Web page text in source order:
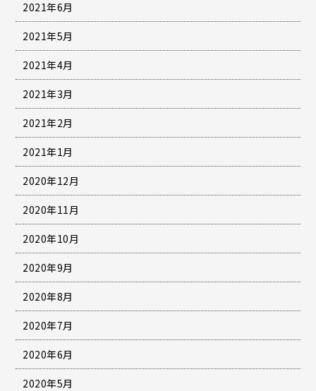
2021年6月
2021年5月
2021年4月
2021年3月
2021年2月
2021年1月
2020年12月
2020年11月
2020年10月
2020年9月
2020年8月
2020年7月
2020年6月
2020年5月